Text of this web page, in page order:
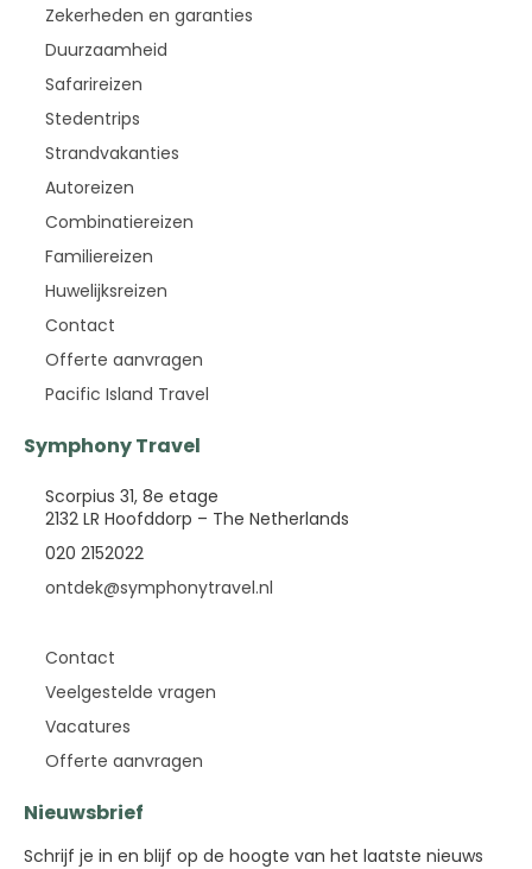
Zekerheden en garanties
Duurzaamheid
Safarireizen
Stedentrips
Strandvakanties
Autoreizen
Combinatiereizen
Familiereizen
Huwelijksreizen
Contact
Offerte aanvragen
Pacific Island Travel
Symphony Travel
Scorpius 31, 8e etage
2132 LR Hoofddorp – The Netherlands
020 2152022
ontdek@symphonytravel.nl
Contact
Veelgestelde vragen
Vacatures
Offerte aanvragen
Nieuwsbrief
Schrijf je in en blijf op de hoogte van het laatste nieuws